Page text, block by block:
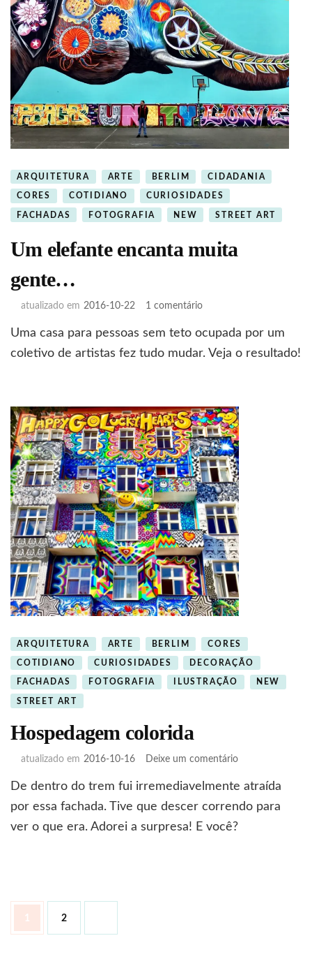
ARQUITETURA ARTE BERLIM CIDADANIA
CORES COTIDIANO CURIOSIDADES
FACHADAS FOTOGRAFIA NEW STREET ART
Um elefante encanta muita
gente…
atualizado em 2016-10-22 1 comentárioem
elefante
encanta
Uma casa para pessoas sem teto ocupada por um
coletivo de artistas fez tudo mudar. Veja o resultado!
ARQUITETURA ARTE BERLIM CORES
COTIDIANO CURIOSIDADES DECORAÇÃO
FACHADAS FOTOGRAFIA ILUSTRAÇÃO NEW
STREET ART
Hospedagem colorida
atualizado em 2016-10-16 Deixe um comentárioem
colorida
De dentro do trem fui irremediavelmente atraída
por essa fachada. Tive que descer correndo para
ver o que era. Adorei a surpresa! E você?
Paginação
de
Página
1 Página
2